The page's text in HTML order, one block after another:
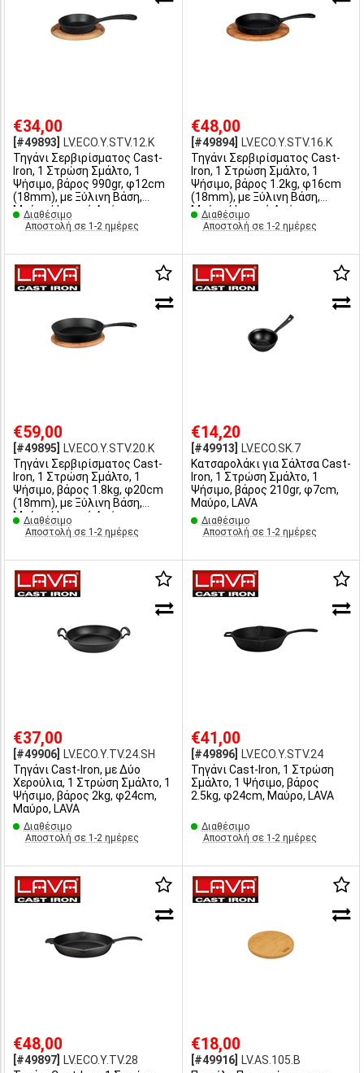
€34,00
[#49893]
LV.ECO.Y.STV.12.K
Τηγάνι Σερβιρίσματος Cast-
Iron, 1 Στρώση Σμάλτο, 1
Ψήσιμο, βάρος 990gr, φ12cm
(18mm), με Ξύλινη Βάση,
Μαύρο/Φυσική Απόχρωση,
LAVA
Διαθέσιμο
Αποστολή σε 1-2 ημέρες
€48,00
[#49894]
LV.ECO.Y.STV.16.K
Τηγάνι Σερβιρίσματος Cast-
Iron, 1 Στρώση Σμάλτο, 1
Ψήσιμο, βάρος 1.2kg, φ16cm
(18mm), με Ξύλινη Βάση,
Μαύρο/Φυσική Απόχρωση,
LAVA
Διαθέσιμο
Αποστολή σε 1-2 ημέρες
€59,00
[#49895]
LV.ECO.Y.STV.20.K
Τηγάνι Σερβιρίσματος Cast-
Iron, 1 Στρώση Σμάλτο, 1
Ψήσιμο, βάρος 1.8kg, φ20cm
(18mm), με Ξύλινη Βάση,
Μαύρο/Φυσική Απόχρωση,
LAVA
Διαθέσιμο
Αποστολή σε 1-2 ημέρες
€14,20
[#49913]
LV.ECO.SK.7
Κατσαρολάκι για Σάλτσα Cast-
Iron, 1 Στρώση Σμάλτο, 1
Ψήσιμο, βάρος 210gr, φ7cm,
Μαύρο, LAVA
Διαθέσιμο
Αποστολή σε 1-2 ημέρες
€37,00
[#49906]
LV.ECO.Y.TV.24.SH
Τηγάνι Cast-Iron, με Δύο
Χερούλια, 1 Στρώση Σμάλτο, 1
Ψήσιμο, βάρος 2kg, φ24cm,
Μαύρο, LAVA
Διαθέσιμο
Αποστολή σε 1-2 ημέρες
€41,00
[#49896]
LV.ECO.Y.STV.24
Τηγάνι Cast-Iron, 1 Στρώση
Σμάλτο, 1 Ψήσιμο, βάρος
2.5kg, φ24cm, Μαύρο, LAVA
Διαθέσιμο
Αποστολή σε 1-2 ημέρες
€48,00
[#49897]
LV.ECO.Y.TV.28
€18,00
[#49916]
LV.AS.105.B